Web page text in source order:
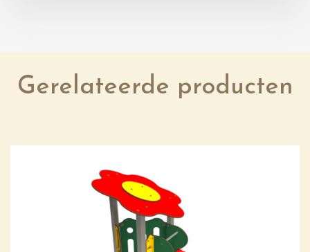
Gerelateerde producten